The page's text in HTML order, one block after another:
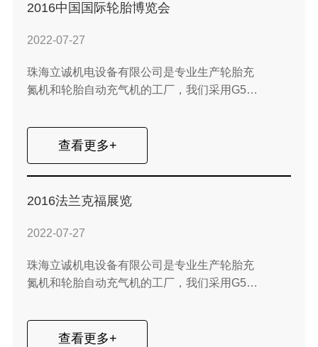
2016中国国际轮胎博览会
2022-07-27
珠海立诚机电设备有限公司是专业生产轮胎充
氮机和轮胎自动充气机的工厂，我们采用G5商
司是世界上最早生产PSA轮胎充氮机的工厂之
一，在这个领域，我们是技术领先者。
查看更多+
2016法兰克福展览
2022-07-27
珠海立诚机电设备有限公司是专业生产轮胎充
氮机和轮胎自动充气机的工厂，我们采用G5商
查看更多+